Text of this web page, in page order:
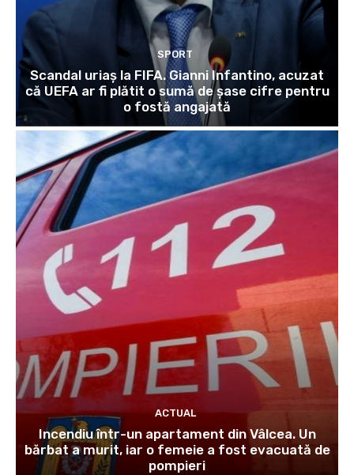
SPORT
Scandal uriaș la FIFA. Gianni Infantino, acuzat
că UEFA ar fi plătit o sumă de șase cifre pentru
o fostă angajată
ACTUAL
Incendiu într-un apartament din Vâlcea. Un
bărbat a murit, iar o femeie a fost evacuată de
pompieri